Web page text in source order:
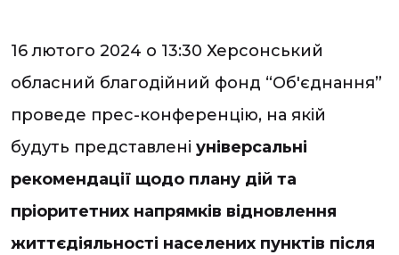
16 лютого 2024 о 13:30 Херсонський
обласний благодійний фонд “Об'єднання”
проведе прес-конференцію, на якій
будуть представлені універсальні
рекомендації щодо плану дій та
пріоритетних напрямків відновлення
життєдіяльності населених пунктів після